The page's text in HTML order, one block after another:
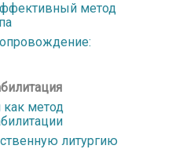
метод
как метод
литургию